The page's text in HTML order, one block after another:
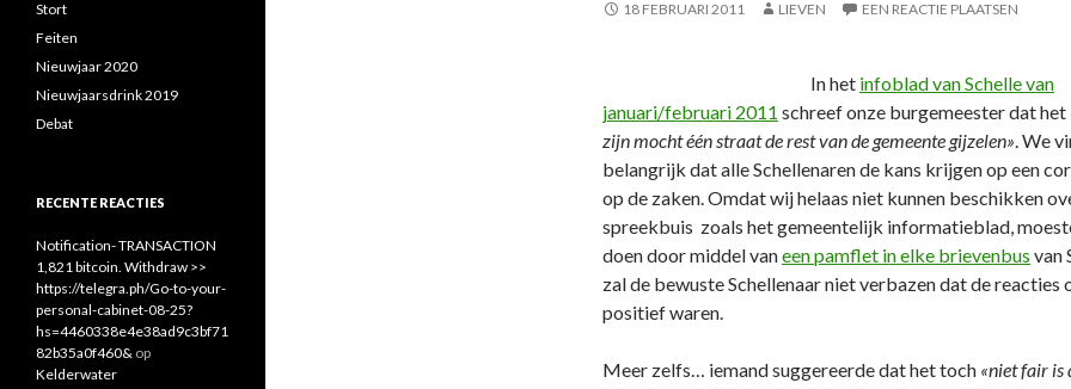
18 FEBRUARI 2011 LIEVEN EEN REACTIE PLAATSEN
In het infoblad van Schelle van
januari/februari 2011 schreef onze burgemeester dat het
zijn mocht één straat de rest van de gemeente gijzelen». We
belangrijk dat alle Schellenaren de kans krijgen op een
op de zaken. Omdat wij helaas niet kunnen beschikken
spreekbuis zoals het gemeentelijk informatieblad,
doen door middel vaneen pamflet in elke brievenbus van
zal de bewuste Schellenaar niet verbazen dat de reacties
positief waren.
Meer zelfs… iemand suggereerde dat het toch «niet fair is
Stort
Feiten
Nieuwjaar 2020
Nieuwjaarsdrink 2019
Debat
RECENTE REACTIES
Notification- TRANSACTION
1,821 bitcoin. Withdraw >>
https://telegra.ph/Go-to-your-
personal-cabinet-08-25?
hs=4460338e4e38ad9c3bf71
82b35a0f460& op
Kelderwater